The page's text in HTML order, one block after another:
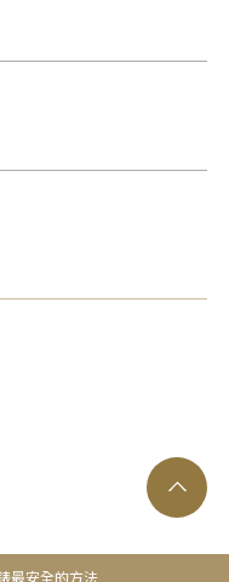
最安全的方法